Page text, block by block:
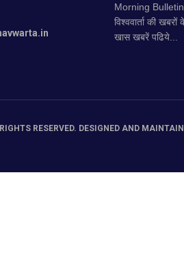
Morning
विश्ववार्ता की
खास खबरें पढिये...
RESERVED. DESIGNED AND